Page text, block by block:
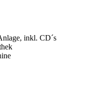
inkl. CD´s